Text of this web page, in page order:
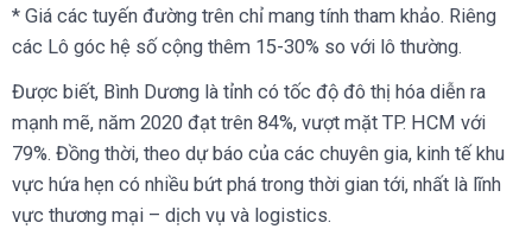
* Giá các tuyến đường trên chỉ mang tính tham khảo. Riêng
các Lô góc hệ số cộng thêm 15-30% so với lô thường.
Được biết, Bình Dương là tỉnh có tốc độ đô thị hóa diễn ra
mạnh mẽ, năm 2020 đạt trên 84%, vượt mặt TP. HCM với
79%. Đồng thời, theo dự báo của các chuyên gia, kinh tế khu
vực hứa hẹn có nhiều bứt phá trong thời gian tới, nhất là lĩnh
vực thương mại – dịch vụ và logistics.